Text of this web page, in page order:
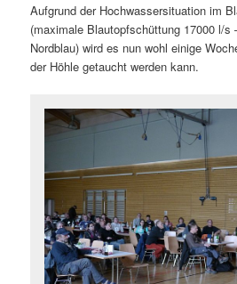
Aufgrund der Hochwassersituation im
(maximale Blautopfschüttung 17000 l/
Nordblau) wird es nun wohl einige
der Höhle getaucht werden kann.